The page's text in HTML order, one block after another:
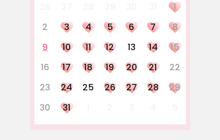
1
2
3 4 5 6 7
8
9
10 11 12 13 14
15
16
17 18 19 20 21
22
23
24 25 26 27 28
29
30
31